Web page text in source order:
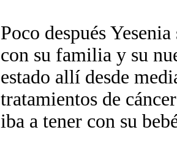
Poco después
con su familia y su
estado allí desde
tratamientos de
iba a tener con su